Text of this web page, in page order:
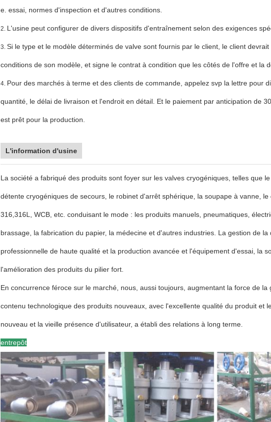
e. essai, normes d'inspection et d'autres conditions.
2. L'usine peut configurer de divers dispositifs d'entraînement selon des exigences
3. Si le type et le modèle déterminés de valve sont fournis par le client, le client
conditions de son modèle, et signe le contrat à condition que les côtés de l'offre et la
4. Pour des marchés à terme et des clients de commande, appelez svp la lettre pour
quantité, le délai de livraison et l'endroit en détail. Et le paiement par anticipation de
est prêt pour la production.
L'information d'usine
La société a fabriqué des produits sont foyer sur les valves cryogéniques, telles que
détente cryogéniques de secours, le robinet d'arrêt sphérique, la soupape à vanne, le
316,316L, WCB, etc. conduisant le mode : les produits manuels, pneumatiques,
brassage, la fabrication du papier, la médecine et d'autres industries. La gestion de
professionnelle de haute qualité et la production avancée et l'équipement d'essai, la
l'amélioration des produits du pilier fort.
En concurrence féroce sur le marché, nous, aussi toujours, augmentant la force de
contenu technologique des produits nouveaux, avec l'excellente qualité du produit et
nouveau et la vieille présence d'utilisateur, a établi des relations à long terme.
entrepôt